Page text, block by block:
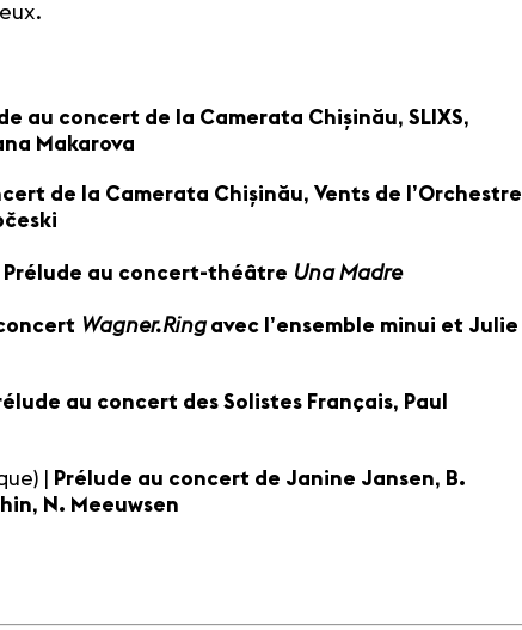
au concert de la Camerata Chișinău, SLIXS,
Makarova
de la Camerata Chișinău, Vents de l’Orchestre
Prélude au concert-théâtre Una Madre
Wagner.Ringavec l’ensemble minui et Julie
au concert des Solistes Français, Paul
|
Prélude au concert de Janine Jansen, B.
N. Meeuwsen